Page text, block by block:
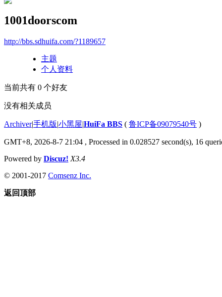
1001doorscom
http://bbs.sdhuifa.com/?1189657
主题
个人资料
当前共有 0 个好友
没有相关成员
Archiver|手机版|小黑屋|HuiFa BBS ( 鲁ICP备09079540号 )
GMT+8, 2026-8-7 21:04 , Processed in 0.028527 second(s), 16
Powered by Discuz! X3.4
© 2001-2017 Comsenz Inc.
返回顶部